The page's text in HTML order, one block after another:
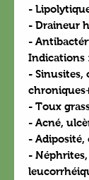
-
- Draineur
-
Indications
- Sinusites,
- Toux
- Acné,
- Adiposité,
-